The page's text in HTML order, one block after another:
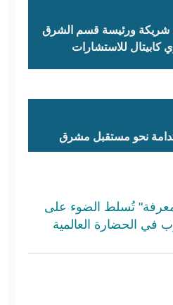
شريكة ورئيسة قسم الشرق
كابيتال للاستشارات
نحو مستقبل مشرق
تُسلط الضوء على
في الحضارة العالمية